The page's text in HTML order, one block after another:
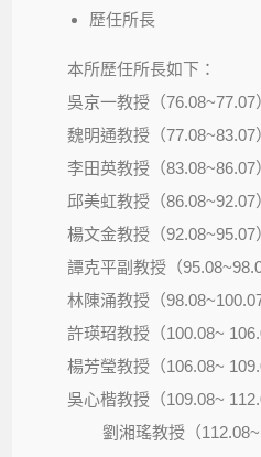
歷任所長
本所歷任所長如下：
吳京一教授（76.08~77.07
魏明通教授（77.08~83.07
李田英教授（83.08~86.07
邱美虹教授（86.08~92.07
楊文金教授（92.08~95.07
譚克平副教授（
林陳涌教授（98.08~100.07
許瑛玿教授（100.08~
楊芳瑩教授（106.08~
吳心楷教授（
劉湘瑤教授（112.08~